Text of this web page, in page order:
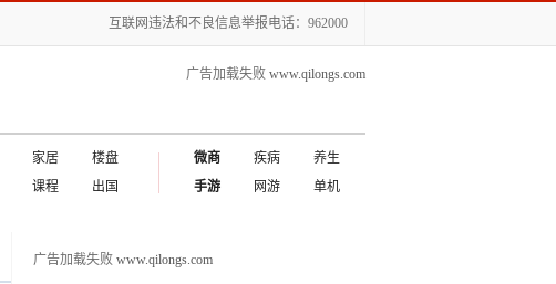
互联网违法和不良信息举报电话：962000
广告加载失败 www.qilongs.com
家居
楼盘
课程 出国
微商 疾病
养生
手游
网游 单机
广告加载失败 www.qilongs.com